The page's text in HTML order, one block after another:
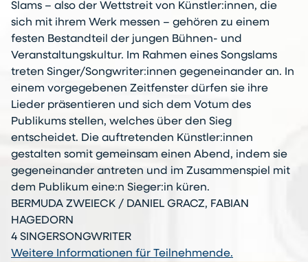
Slams – also der Wettstreit von Künstler:innen, die
sich mit ihrem Werk messen – gehören zu einem
festen Bestandteil der jungen Bühnen- und
Veranstaltungskultur. Im Rahmen eines Songslams
treten Singer/Songwriter:innen gegeneinander an. In
einem vorgegebenen Zeitfenster dürfen sie ihre
Lieder präsentieren und sich dem Votum des
Publikums stellen, welches über den Sieg
entscheidet. Die auftretenden Künstler:innen
gestalten somit gemeinsam einen Abend, indem sie
gegeneinander antreten und im Zusammenspiel mit
dem Publikum eine:n Sieger:in küren.
BERMUDA ZWEIECK / DANIEL GRACZ, FABIAN
HAGEDORN
4 SINGERSONGWRITER
Weitere Informationen für Teilnehmende.